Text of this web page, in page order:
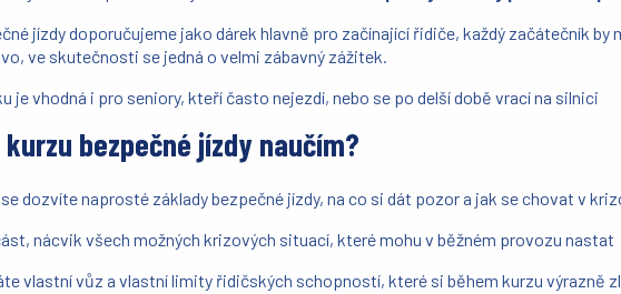
jízdy doporučujeme jako dárek hlavně pro začínající řidiče, každý začátečník
ve skutečnosti se jedná o velmi zábavný zážitek.
je vhodná i pro seniory, kteří často nejezdí, nebo se po delší době vrací na silnici
kurzu bezpečné jízdy naučím?
dozvíte naprosté základy bezpečné jízdy, na co si dát pozor a jak se chovat v
nácvik všech možných krizových situací, které mohu v běžném provozu nastat
vlastní vůz a vlastní limity řidičských schopností, které si během kurzu výrazně